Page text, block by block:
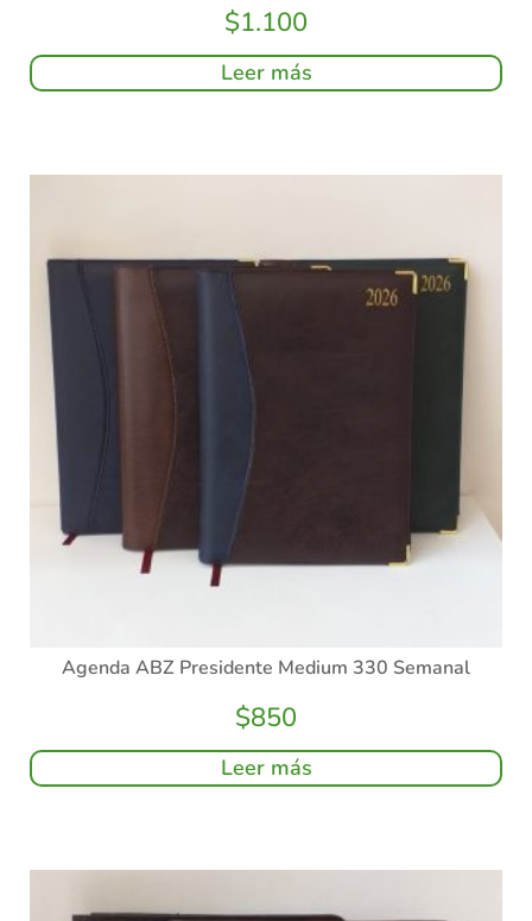
$1.100
Leer más
Agenda ABZ Presidente Medium 330 Semanal
$850
Leer más